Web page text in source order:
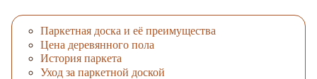
Паркетная доска и её преимущества
Цена деревянного пола
История паркета
Уход за паркетной доской